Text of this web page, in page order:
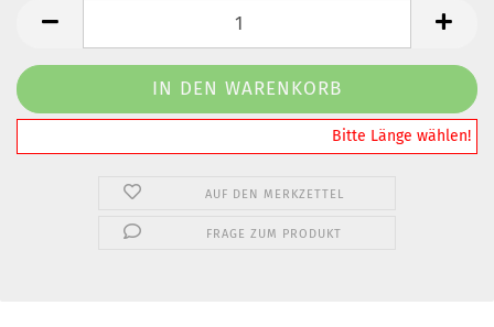
️️️️️Bitte Länge wählen!
AUF DEN MERKZETTEL
FRAGE ZUM PRODUKT